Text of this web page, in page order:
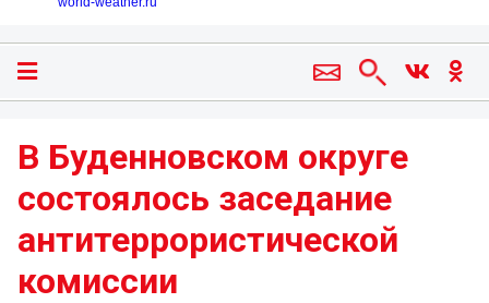
В Буденновском округе
состоялось заседание
антитеррористической
комиссии